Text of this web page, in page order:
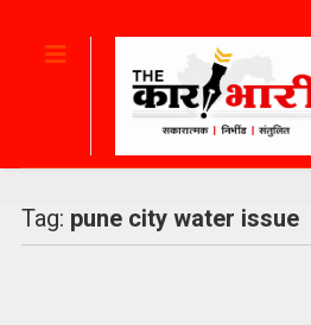
Tag: pune city water issue